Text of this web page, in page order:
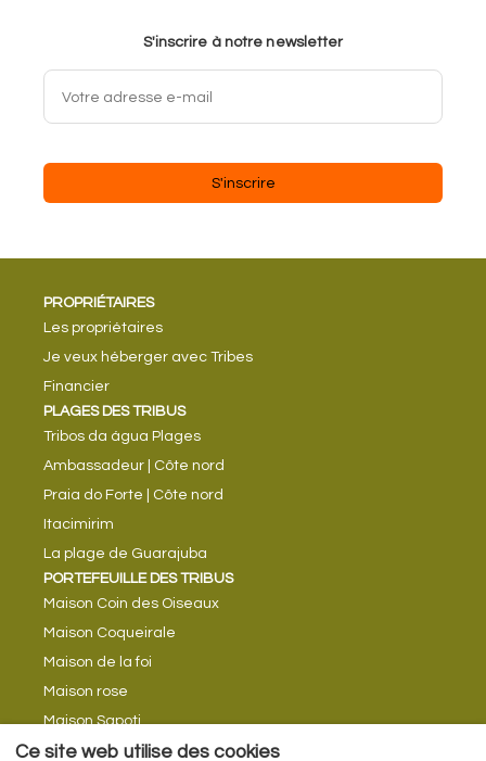
S'inscrire à notre newsletter
S'inscrire
PROPRIÉTAIRES
Les propriétaires
Je veux héberger avec Tribes
Financier
PLAGES DES TRIBUS
Tribos da água Plages
Ambassadeur | Côte nord
Praia do Forte | Côte nord
Itacimirim
La plage de Guarajuba
PORTEFEUILLE DES TRIBUS
Maison Coin des Oiseaux
Maison Coqueirale
Maison de la foi
Maison rose
Maison Sapoti
Chalet Tropical
Ce site web utilise des cookies